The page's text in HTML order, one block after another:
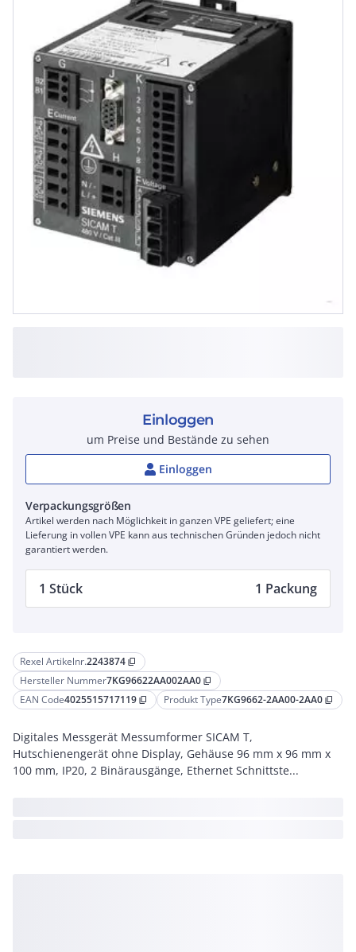
mm, IP20, 2 Binärausgänge,
Ethernet Schnittste...
Rexel Artikelnr.2243874 content_copy
Hersteller Nummer7KG96622AA002AA0 content_copy
EAN Code4025515717119 content_copy Produkt Type7KG9662-2AA00-2AA0 content_copy
Digitales Messgerät Messumformer SICAM T,
Hutschienengerät ohne Display, Gehäuse 96 mm x 96 mm x
100 mm, IP20, 2 Binärausgänge, Ethernet Schnittste...
Einloggen
um Preise und Bestände zu sehen
Einloggen
Verpackungsgrößen
Artikel werden nach Möglichkeit in ganzen VPE geliefert; eine
Lieferung in vollen VPE kann aus technischen Gründen jedoch nicht
garantiert werden.
1 Stück 1 Packung